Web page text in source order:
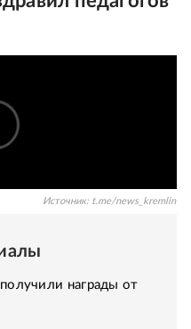
Источник: t.me/news_kremlin
награды от